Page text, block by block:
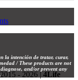
la intención de tratar, curar,
/ These products are not
and/or prevent any
2015 - 2026 |4Life